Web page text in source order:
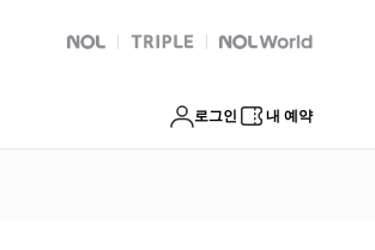
NOL 트리플 Global Interpark
로그인 내 예약